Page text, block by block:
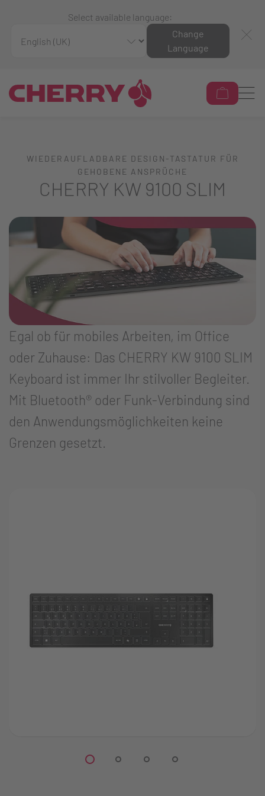
Select available language:
Change
Language
WIEDERAUFLADBARE DESIGN-TASTATUR FÜR
GEHOBENE ANSPRÜCHE
CHERRY KW 9100 SLIM
Egal ob für mobiles Arbeiten, im Office
oder Zuhause: Das CHERRY KW 9100 SLIM
Keyboard ist immer Ihr stilvoller Begleiter.
Mit Bluetooth® oder Funk-Verbindung sind
den Anwendungsmöglichkeiten keine
Grenzen gesetzt.